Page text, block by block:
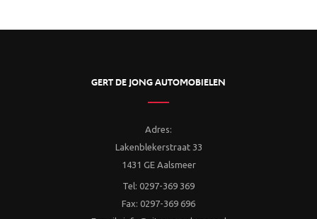
GERT DE JONG AUTOMOBIELEN
Adres:
Lakenblekerstraat 33
1431 GE Aalsmeer
Tel: 0297-369 369
Fax: 0297-369 696